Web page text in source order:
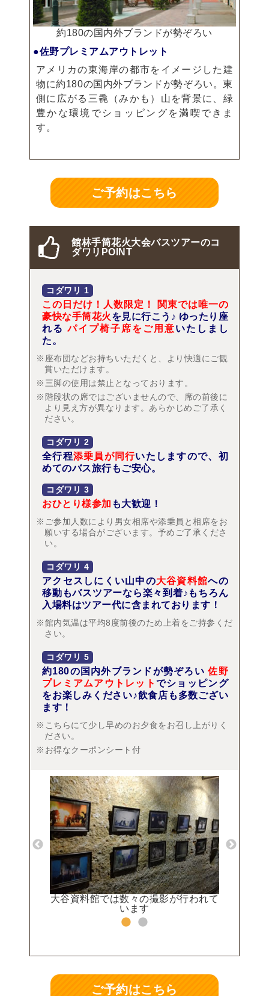
約180の国内外ブランドが勢ぞろい
●佐野プレミアムアウトレット
アメリカの東海岸の都市をイメージした建
物に約180の国内外ブランドが勢ぞろい。東
側に広がる三毳（みかも）山を背景に、緑
豊かな環境でショッピングを満喫できま
す。
ご予約はこちら
館林手筒花火大会バスツアーのコ
ダワリPOINT
コダワリ 1
この日だけ！人数限定！
関東では唯一の
豪快な手筒花火を見に行こう♪ ゆったり座
れるパイプ椅子席をご用意いたしまし
た。
※座布団などお持ちいただくと、より快適にご観
賞いただけます。
※三脚の使用は禁止となっております。
※階段状の席ではございませんので、席の前後に
より見え方が異なります。あらかじめご了承く
ださい。
コダワリ 2
全行程添乗員が同行いたしますので、初
めてのバス旅行もご安心。
コダワリ 3
おひとり様参加 も大歓迎！
※ご参加人数により男女相席や添乗員と相席をお
願いする場合がございます。予めご了承くださ
い。
コダワリ 4
アクセスしにくい山中の大谷資料館への
移動もバスツアーなら楽々到着♪もちろん
入場料はツアー代に含まれております！
※館内気温は平均8度前後のため上着をご持参くだ
さい。
コダワリ 5
約180の国内外ブランドが勢ぞろい佐野
プレミアムアウトレット でショッピング
をお楽しみください♪飲食店も多数ござい
ます！
※こちらにて少し早めのお夕食をお召し上がりく
ださい。
※お得なクーポンシート付
大谷資料館では数々の撮影が行われて
います
ご予約はこちら